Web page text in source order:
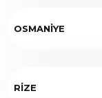
OSMANİYE
RİZE